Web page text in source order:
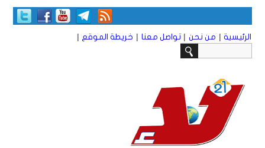
الرئيسية | من نحن | تواصل معنا | خريطة الموقع |